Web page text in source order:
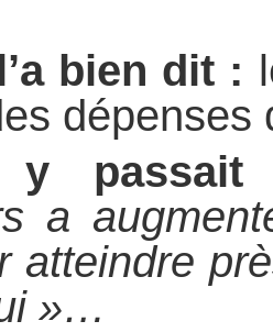
bien dit :
dépenses
y
a
atteindre
»…